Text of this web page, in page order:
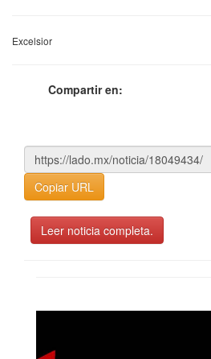
Excelsior
Compartir en:
Copiar URL
Leer noticia completa.